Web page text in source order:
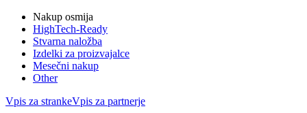
Nakup osmija
HighTech-Ready
Stvarna naložba
Izdelki za proizvajalce
Mesečni nakup
Other
Vpis za strankeVpis za partnerje